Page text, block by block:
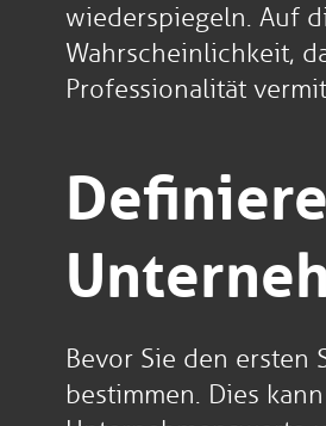
wiederspiegeln. Auf
Wahrscheinlichkeit,
Professionalität
Bevor Sie den ersten
bestimmen. Dies